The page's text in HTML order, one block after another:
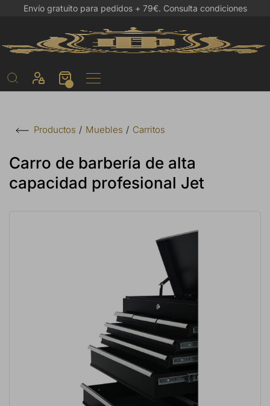
Envío gratuito para pedidos + 79€. Consulta condiciones
Productos Muebles Carritos
Carro de barbería de alta
capacidad profesional Jet